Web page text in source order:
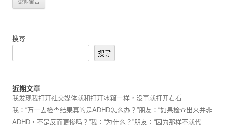
搜尋
搜尋
近期文章
我发现我打开社交媒体就和打开冰箱一样，没事就打开看看
我：“万一去检查结果真的是ADHD怎么办？”朋友：“如果检查出来并非
ADHD，不是反而更惨吗？”我：“为什么？”朋友：“因为那样不就代